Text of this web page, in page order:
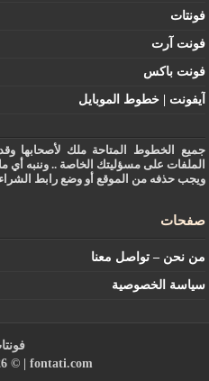
فونتات
فونت آرت
فونت باكس
آيفونت | خطوط الموبايل
جميع الخطوط المتاحة ملك لأصحابها
الملفات على مسؤليتك الخاصة .. وننبه
ويجب حذفه من الموقع أو وضع رابط
صفحات
من نحن – تواصل معنا
سياسة الخصوصية
© | fontati.com